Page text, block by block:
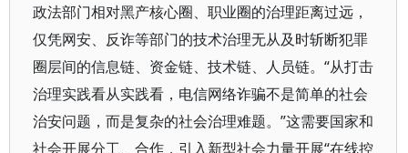
政法部门相对黑产核心圈、职业圈的治理距离过远，
仅凭网安、反诈等部门的技术治理无从及时斩断犯罪
圈层间的信息链、资金链、技术链、人员链。“从打击
治理实践看从实践看，电信网络诈骗不是简单的社会
治安问题，而是复杂的社会治理难题。”这需要国家和
社会开展分工、合作，引入新型社会力量开展“在线控